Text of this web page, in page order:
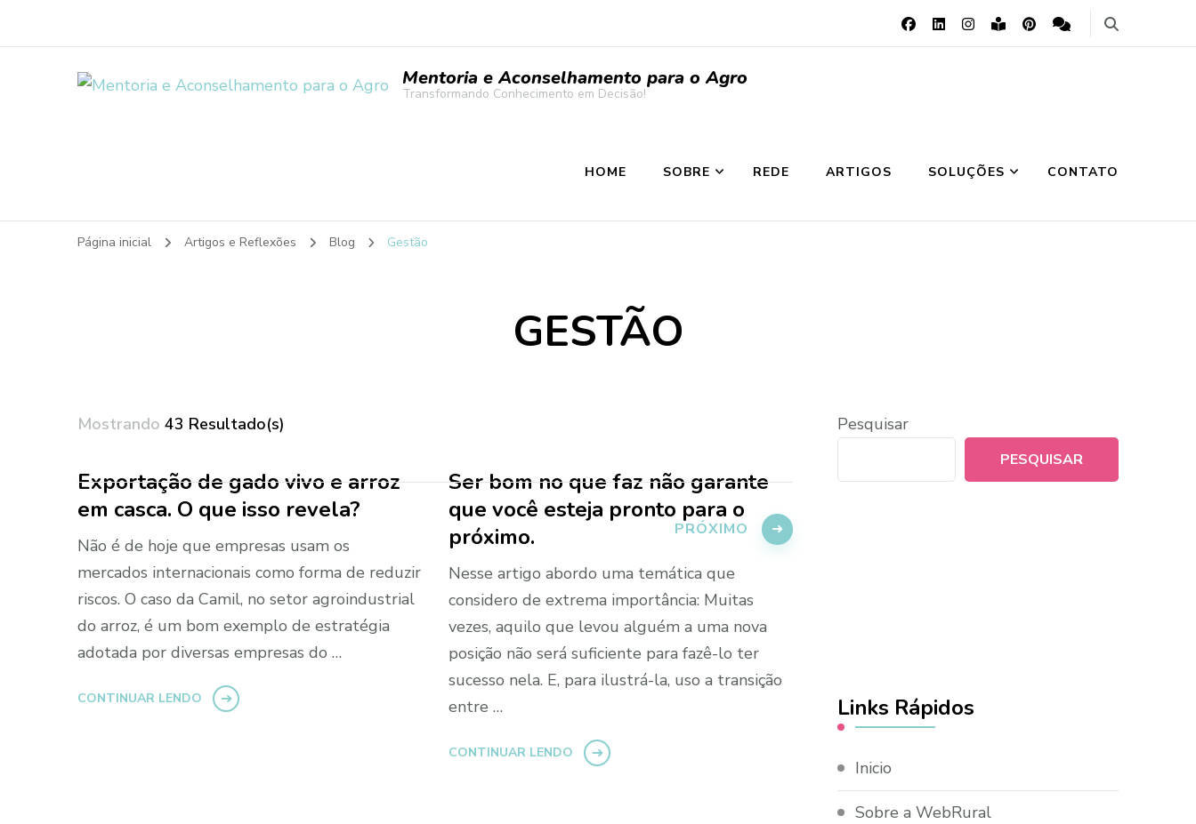
Mentoria e Aconselhamento para o Agro
Transformando Conhecimento em Decisão!
HOME SOBRE REDE ARTIGOS SOLUÇÕES CONTATO
Página inicial Artigos e Reflexões Blog Gestão
GESTÃO
Mostrando 43 Resultado(s)
Exportação de gado vivo e arroz
em casca. O que isso revela?
Não é de hoje que empresas usam os
mercados internacionais como forma de reduzir
riscos. O caso da Camil, no setor agroindustrial
do arroz, é um bom exemplo de estratégia
adotada por diversas empresas do …
CONTINUAR LENDO
Ser bom no que faz não garante
que você esteja pronto para o
próximo.
Nesse artigo abordo uma temática que
considero de extrema importância: Muitas
vezes, aquilo que levou alguém a uma nova
posição não será suficiente para fazê-lo ter
sucesso nela. E, para ilustrá-la, uso a transição
entre …
CONTINUAR LENDO
Paginação
de
posts
PRÓXIMO
Pesquisar
PESQUISAR
Links Rápidos
Inicio
Sobre a WebRural